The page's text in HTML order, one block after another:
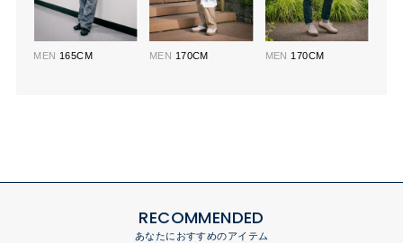
MEN 165CM MEN 170CM MEN 170CM
RECOMMENDED
あなたにおすすめのアイテム